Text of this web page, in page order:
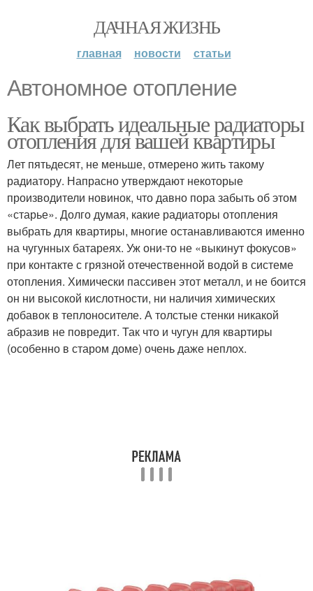
ДАЧНАЯ ЖИЗНЬ
главная новости статьи
Автономное отопление
Как выбрать идеальные радиаторы
отопления для вашей квартиры
Лет пятьдесят, не меньше, отмерено жить такому
радиатору. Напрасно утверждают некоторые
производители новинок, что давно пора забыть об этом
«старье». Долго думая, какие радиаторы отопления
выбрать для квартиры, многие останавливаются именно
на чугунных батареях. Уж они-то не «выкинут фокусов»
при контакте с грязной отечественной водой в системе
отопления. Химически пассивен этот металл, и не боится
он ни высокой кислотности, ни наличия химических
добавок в теплоносителе. А толстые стенки никакой
абразив не повредит. Так что и чугун для квартиры
(особенно в старом доме) очень даже неплох.